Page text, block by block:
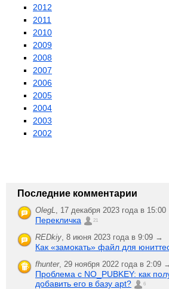
2012
2011
2010
2009
2008
2007
2006
2005
2004
2003
2002
Последние комментарии
OlegL, 17 декабря 2023 года в
Перекличка 21
REDkiy, 8 июня 2023 года в 9:09 →
Как «замокать» файл для
fhunter, 29 ноября 2022 года в 2:09
Проблема с NO_PUBKEY: как
добавить его в базу apt?
6